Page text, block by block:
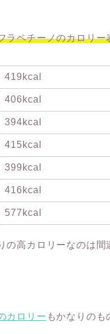
ラペチーノのカロリー
419kcal
406kcal
394kcal
415kcal
399kcal
416kcal
577kcal
の高カロリーなのは
カロリー もかなりのも